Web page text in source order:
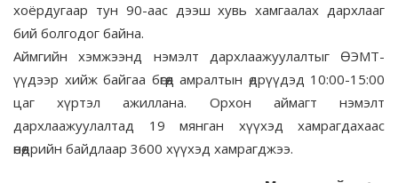
хоёрдугаар тун 90-аас дээш хувь хамгаалах дархлааг
бий болгодог байна.
Аймгийн хэмжээнд нэмэлт дархлаажуулалтыг ӨЭМТ-
үүдээр хийж байгаа бөгөөд амралтын өдрүүдэд 10:00-15:00
цаг хүртэл ажиллана. Орхон аймагт нэмэлт
дархлаажуулалтад 19 мянган хүүхэд хамрагдахаас
өнөөдрийн байдлаар 3600 хүүхэд хамрагджээ.